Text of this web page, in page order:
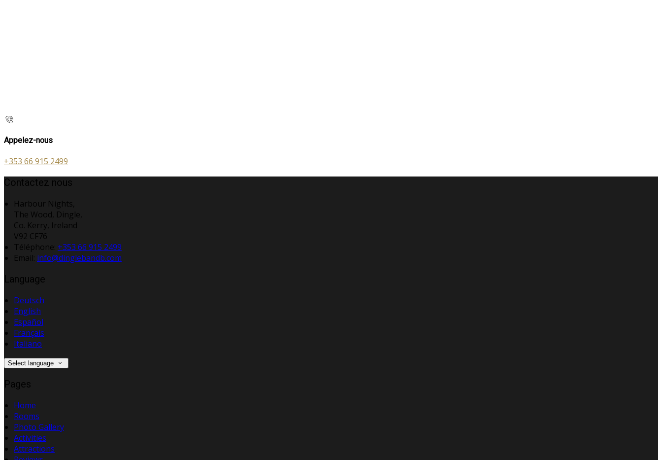
Appelez-nous
+353 66 915 2499
Contactez nous
Harbour Nights,
The Wood, Dingle,
Co. Kerry, Ireland
V92 CF76
Téléphone: +353 66 915 2499
Email: info@dinglebandb.com
Language
Deutsch
English
Español
Français
Italiano
Select language
Pages
Home
Rooms
Photo Gallery
Activities
Attractions